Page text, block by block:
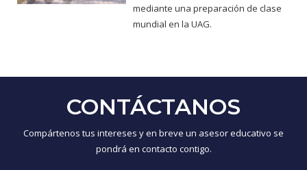
mediante una preparación de clase
mundial en la UAG.
CONTÁCTANOS
Compártenos tus intereses y en breve un asesor educativo se
pondrá en contacto contigo.